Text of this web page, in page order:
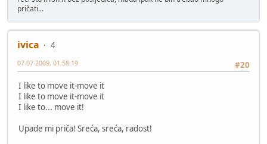
pričati...
ivica
4
#20
07-07-2009, 01:58:19
I like to move it-move it
I like to move it-move it
I like to... move it!
Upade mi priča! Sreća, sreća, radost!